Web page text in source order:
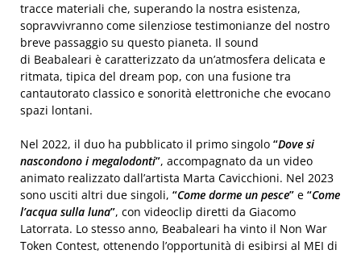
tracce materiali che, superando la nostra esistenza,
sopravvivranno come silenziose testimonianze del nostro
breve passaggio su questo pianeta. Il sound
di Beabaleari è caratterizzato da un’atmosfera delicata e
ritmata, tipica del dream pop, con una fusione tra
cantautorato classico e sonorità elettroniche che evocano
spazi lontani.
Nel 2022, il duo ha pubblicato il primo singolo “Dove si
nascondono i megalodonti”, accompagnato da un video
animato realizzato dall’artista Marta Cavicchioni. Nel 2023
sono usciti altri due singoli, “Come dorme un pesce” e “Come
l’acqua sulla luna”, con videoclip diretti da Giacomo
Latorrata. Lo stesso anno, Beabaleari ha vinto il Non War
Token Contest, ottenendo l’opportunità di esibirsi al MEI di